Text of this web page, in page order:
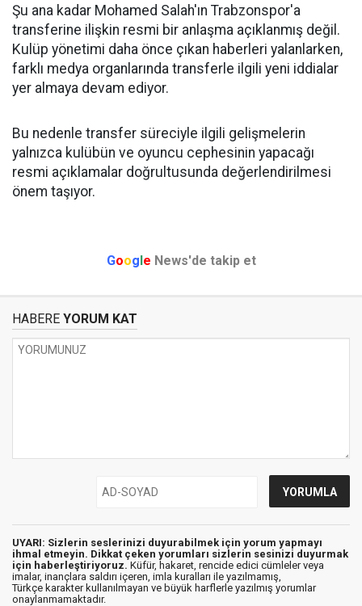
Şu ana kadar Mohamed Salah'ın Trabzonspor'a
transferine ilişkin resmi bir anlaşma açıklanmış değil.
Kulüp yönetimi daha önce çıkan haberleri yalanlarken,
farklı medya organlarında transferle ilgili yeni iddialar
yer almaya devam ediyor.
Bu nedenle transfer süreciyle ilgili gelişmelerin
yalnızca kulübün ve oyuncu cephesinin yapacağı
resmi açıklamalar doğrultusunda değerlendirilmesi
önem taşıyor.
Google News'de takip et
HABERE YORUM KAT
UYARI: Sizlerin seslerinizi duyurabilmek için yorum yapmayı
ihmal etmeyin. Dikkat çeken yorumları sizlerin sesinizi duyurmak
için haberleştiriyoruz. Küfür, hakaret, rencide edici cümleler veya
imalar, inançlara saldırı içeren, imla kuralları ile yazılmamış,
Türkçe karakter kullanılmayan ve büyük harflerle yazılmış yorumlar
onaylanmamaktadır.